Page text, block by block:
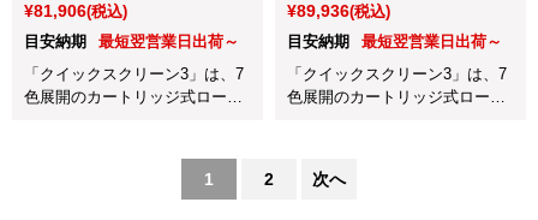
¥81,906(税込)
目安納期
最短翌営業日出荷～
「クイックスクリーン3」は、7
色展開のカートリッジ式ロール
¥89,936(税込)
目安納期
最短翌営業日出荷～
「クイックスクリーン3」は、7
色展開のカートリッジ式ロール
1 2 次へ